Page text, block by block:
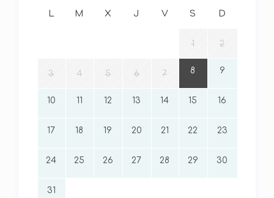
L M X J V S D
1 2
3 4 5 6 7 8 9
10 11 12 13 14 15 16
17 18 19 20 21 22 23
24 25 26 27 28 29 30
31